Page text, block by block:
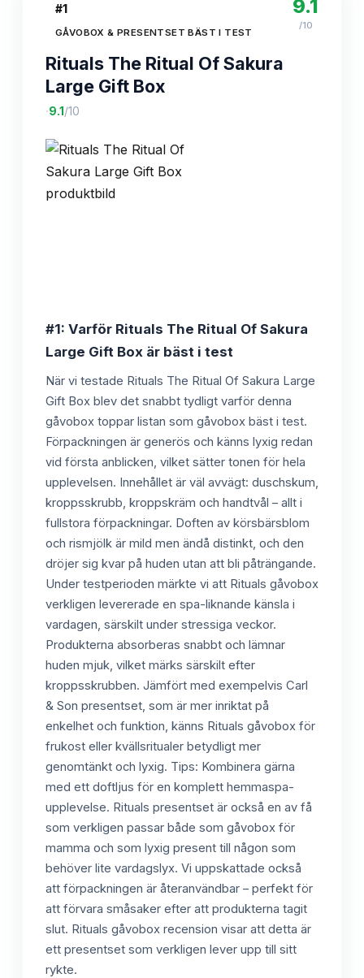
#1
GÅVOBOX & PRESENTSET BÄST I TEST
Rituals The Ritual Of Sakura
Large Gift Box
·9.1 /10
9.1
/10
#1: Varför Rituals The Ritual Of Sakura
Large Gift Box är bäst i test
När vi testade Rituals The Ritual Of Sakura Large
Gift Box blev det snabbt tydligt varför denna
gåvobox toppar listan som gåvobox bäst i test.
Förpackningen är generös och känns lyxig redan
vid första anblicken, vilket sätter tonen för hela
upplevelsen. Innehållet är väl avvägt: duschskum,
kroppsskrubb, kroppskräm och handtvål – allt i
fullstora förpackningar. Doften av körsbärsblom
och rismjölk är mild men ändå distinkt, och den
dröjer sig kvar på huden utan att bli påträngande.
Under testperioden märkte vi att Rituals gåvobox
verkligen levererade en spa-liknande känsla i
vardagen, särskilt under stressiga veckor.
Produkterna absorberas snabbt och lämnar
huden mjuk, vilket märks särskilt efter
kroppsskrubben. Jämfört med exempelvis Carl
& Son presentset, som är mer inriktat på
enkelhet och funktion, känns Rituals gåvobox för
frukost eller kvällsritualer betydligt mer
genomtänkt och lyxig. Tips: Kombinera gärna
med ett doftljus för en komplett hemmaspa-
upplevelse. Rituals presentset är också en av få
som verkligen passar både som gåvobox för
mamma och som lyxig present till någon som
behöver lite vardagslyx. Vi uppskattade också
att förpackningen är återanvändbar – perfekt för
att förvara småsaker efter att produkterna tagit
slut. Rituals gåvobox recension visar att detta är
ett presentset som verkligen lever upp till sitt
rykte.